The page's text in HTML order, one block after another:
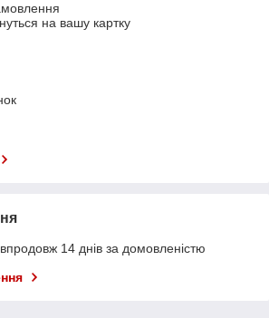
на вашу картку
14 днів за домовленістю